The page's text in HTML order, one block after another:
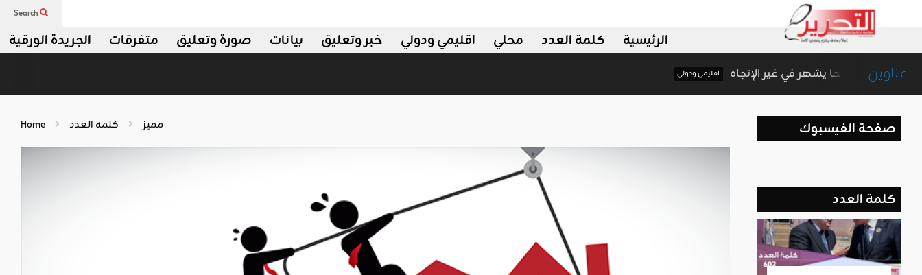
Search
الجريدة الورقية متفرقات صورة وتعليق بيانات خبر وتعليق اقليمي ودولي محلي كلمة العدد الرئيسية
عناوين
الغضب بوصلة … لا سلاحا يشهر في غير الإتجاه
Home مميز كلمة العدد صفحة الفيسبوك
كلمة العدد